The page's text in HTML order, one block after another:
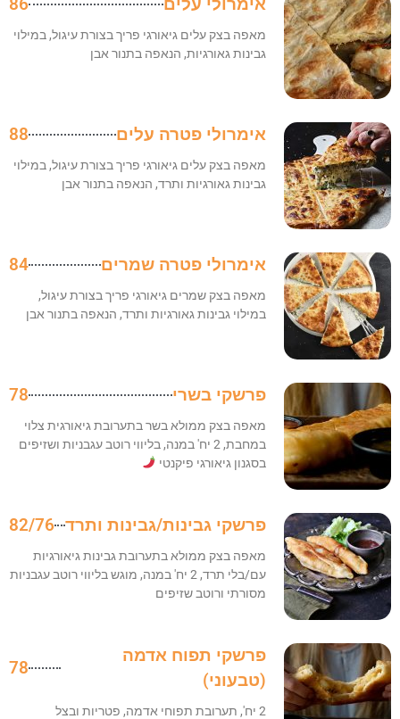
מאפה בצק עלים גיאורגי פריך בצורת עיגול, במילוי
גבינות גאורגיות, הנאפה בתנור אבן
אימרולי פטרה עלים 88
מאפה בצק עלים גיאורגי פריך בצורת עיגול, במילוי
גבינות גאורגיות ותרד, הנאפה בתנור אבן
אימרולי פטרה שמרים 84
מאפה בצק שמרים גיאורגי פריך בצורת עיגול,
במילוי גבינות גאורגיות ותרד, הנאפה בתנור אבן
פרשקי בשרי 78
מאפה בצק ממולא בשר בתערובת גיאורגית צלוי
במחבת, 2 יח' במנה, בליווי רוטב עגבניות ושזיפים
בסגנון גיאורגי פיקנטי
פרשקי גבינות/גבינות ותרד 82/76
מאפה בצק ממולא בתערובת גבינות גיאורגיות
עם/בלי תרד, 2 יח' במנה, מוגש בליווי רוטב עגבניות
מסורתי ורוטב שזיפים
פרשקי תפוח אדמה
(טבעוני)
78
2 יח', תערובת תפוחי אדמה, פטריות ובצל